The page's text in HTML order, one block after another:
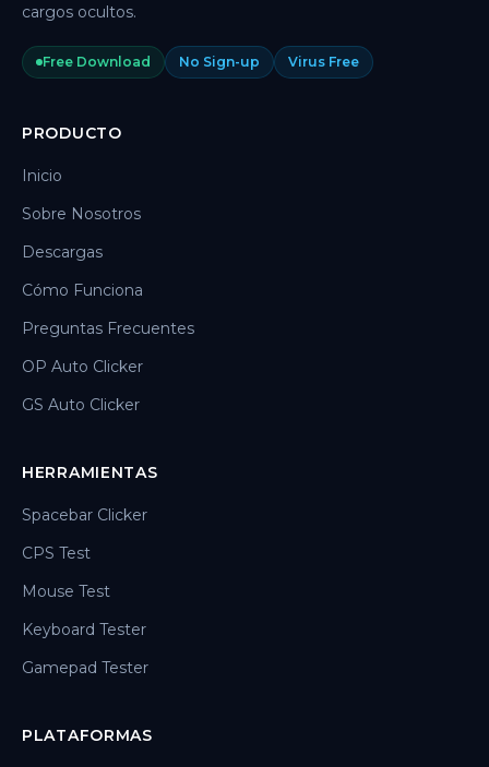
cargos ocultos.
Free Download No Sign-up Virus Free
PRODUCTO
Inicio
Sobre Nosotros
Descargas
Cómo Funciona
Preguntas Frecuentes
OP Auto Clicker
GS Auto Clicker
HERRAMIENTAS
Spacebar Clicker
CPS Test
Mouse Test
Keyboard Tester
Gamepad Tester
PLATAFORMAS